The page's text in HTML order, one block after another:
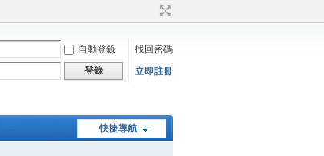
自動登錄
找回密碼
登錄 立即註冊
快捷導航